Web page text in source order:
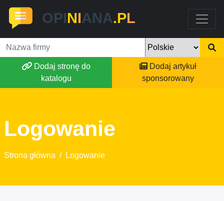
OPINIANA.PL
Dodaj stronę do
katalogu
Dodaj artykuł
sponsorowany
Logowanie
Strona główna / Logowanie